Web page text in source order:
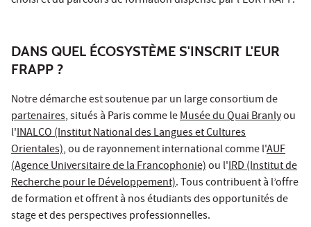
DANS QUEL ÉCOSYSTÈME S'INSCRIT L'EUR
FRAPP ?
Notre démarche est soutenue par un large consortium de
partenaires, situés à Paris comme leMusée du Quai Branlyou
l'INALCO (Institut National des Langues et Cultures
Orientales), ou de rayonnement international comme l'AUF
(Agence Universitaire de la Francophonie)ou l'IRD (Institut de
Recherche pour le Développement). Tous contribuent à l’offre
de formation et offrent à nos étudiants des opportunités de
stage et des perspectives professionnelles.